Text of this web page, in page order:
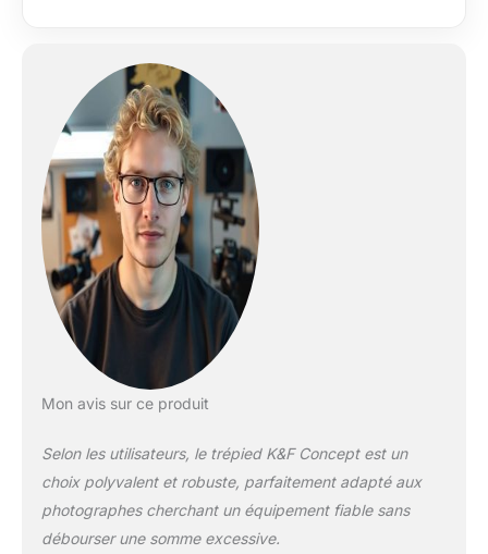
la hauteur de travail
de 18,8" à 70" en
quelques secondes ;
L'axe central peut
être rapidement
démonté, vous
offrant plus d'options
de hauteur. 【Forte
stabilité】 Tube de
trépied en alliage
offrant une capacité
kg pour votre prise
de vue. 【Haute
compatibilité】 La vis
Mon avis sur ce produit
Selon les utilisateurs, le trépied K&F Concept est un
choix polyvalent et robuste, parfaitement adapté aux
photographes cherchant un équipement fiable sans
débourser une somme excessive.